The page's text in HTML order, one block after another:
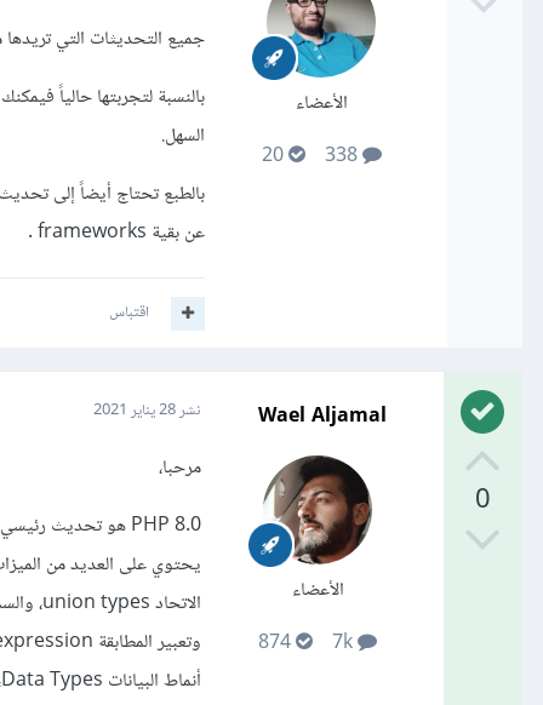
الأعضاء
338
20
جميع التحديثات التي
السهل.
عن بقية frameworks .
اقتباس
0
Wael Aljamal
الأعضاء
نشر28 يناير 2021
مرحبا،
PHP 8.0 هو تحديث رئيسي للغة PHP.
أنماط البيانات Data Types، ومعالجة الأخطاء error handling، والاتساق consistency.